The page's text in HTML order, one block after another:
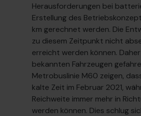
Herausforderungen bei
Erstellung des
km gerechnet werden. Die
zu diesem Zeitpunkt nicht
erreicht werden können.
bekannten Fahrzeugen
Metrobuslinie M60 zeigen,
kalte Zeit im Februar 2021,
Reichweite immer mehr in
werden können. Dies schlug